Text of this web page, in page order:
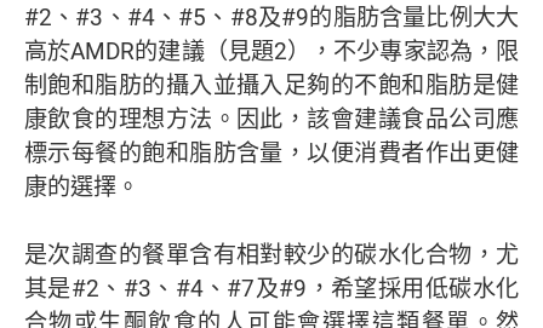
#2、#3、#4、#5、#8及#9的脂肪含量比例大大
高於AMDR的建議（見題2），不少專家認為，限
制飽和脂肪的攝入並攝入足夠的不飽和脂肪是健
康飲食的理想方法。因此，該會建議食品公司應
標示每餐的飽和脂肪含量，以便消費者作出更健
康的選擇。
是次調查的餐單含有相對較少的碳水化合物，尤
其是#2、#3、#4、#7及#9，希望採用低碳水化